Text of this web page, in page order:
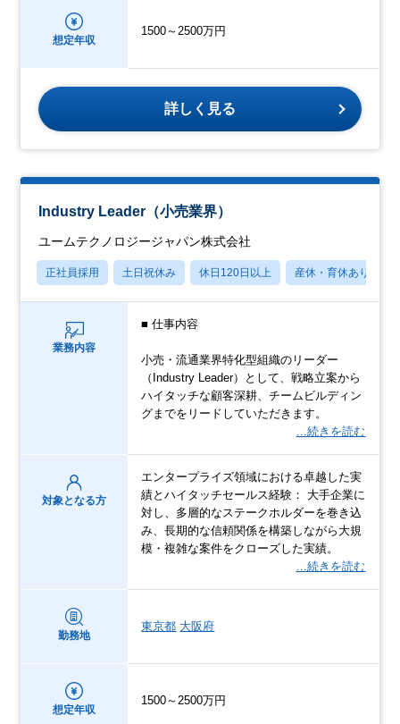
想定年収
1500～2500万円
詳しく見る
Industry Leader（小売業界）
ユームテクノロジージャパン株式会社
正社員採用 土日祝休み 休日120日以上 産休・育休あり
業務内容
■ 仕事内容
小売・流通業界特化型組織のリーダー
（Industry Leader）として、戦略立案から
ハイタッチな顧客深耕、チームビルディン
グまでをリードしていただきます。
…続きを読む
対象となる方
エンタープライズ領域における卓越した実
績とハイタッチセールス経験： 大手企業に
対し、多層的なステークホルダーを巻き込
み、長期的な信頼関係を構築しながら大規
模・複雑な案件をクローズした実績。
…続きを読む
勤務地
東京都 大阪府
想定年収
1500～2500万円